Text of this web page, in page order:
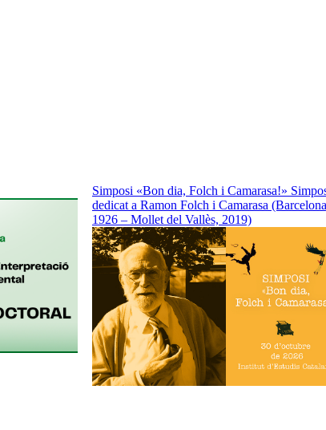
Simposi «Bon dia, Folch i Camarasa!»
dedicat a Ramon Folch i Camarasa
1926 – Mollet del Vallès, 2019)